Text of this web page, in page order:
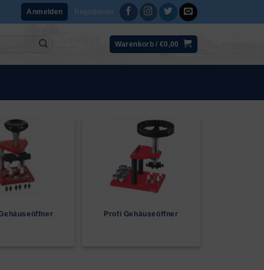
Anmelden Registrieren
Warenkorb /€0,00
Profi Gehäuseöffner